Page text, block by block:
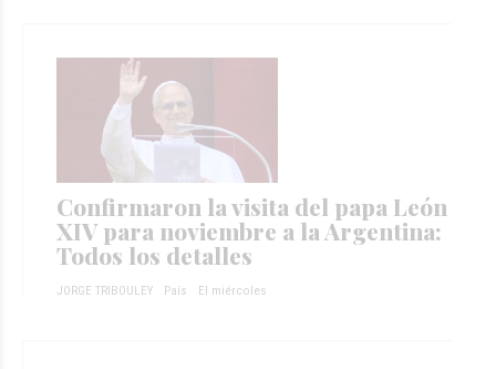
Confirmaron la visita del papa León
XIV para noviembre a la Argentina:
Todos los detalles
JORGE TRIBOULEY País El miércoles